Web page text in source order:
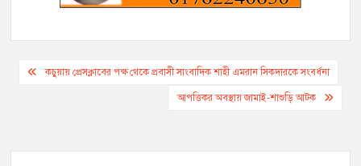
Postকচুয়ায় প্রেসক্লাবের পক্ষ থেকে প্রবাসী সাংবাদিক শাহী এমরান সিকদারকে সংবর্ধনা
আপত্তিকর অবস্থায় জামাই-শাশুড়ি আটক